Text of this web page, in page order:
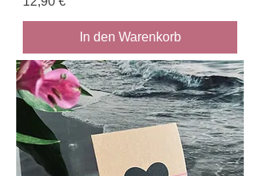
In den Warenkorb